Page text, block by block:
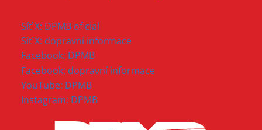
Síť X: DPMB oficial
Síť X: dopravní informace
Facebook: DPMB
Facebook: dopravní informace
YouTube: DPMB
Instagram: DPMB